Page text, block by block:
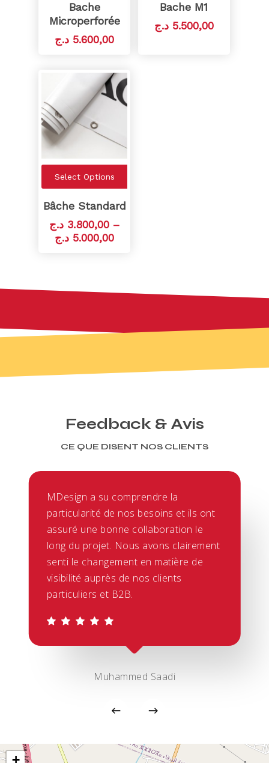
Bache
Microperforée
5.600,00 د.ج
Bache M1
5.500,00 د.ج
Select Options
Bâche Standard
3.800,00 د.ج
–
5.000,00 د.ج
Feedback & Avis
CE QUE DISENT NOS CLIENTS
MDesign a su comprendre la
particularité de nos besoins et ils ont
assuré une bonne collaboration le
long du projet. Nous avons clairement
senti le changement en matière de
visibilité auprès de nos clients
particuliers et B2B.
Muhammed Saadi
+